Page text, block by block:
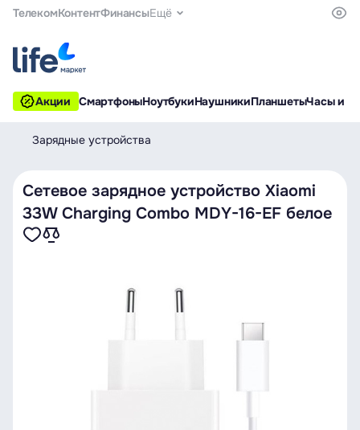
ТелекомКонтентФинансыЕщё
Акции СмартфоныНоутбукиНаушникиПланшетыЧасы и
Зарядные устройства
Сетевое зарядное устройство Xiaomi
33W Charging Combo MDY-16-EF белое